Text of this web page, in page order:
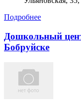
Подробнее
Дошкольный
Бобруйске